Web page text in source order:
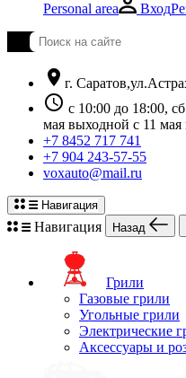
Personal area Вход
location_on г.
schedule с 10:00 до 18:00,
мая выходной с 11
+7 8452 717 741
+7 904 243-57-55
voxauto@mail.ru
Навигация
Навигация Назад
Грили
Газовые грили
Угольные грили
Электрические
Аксессуары и